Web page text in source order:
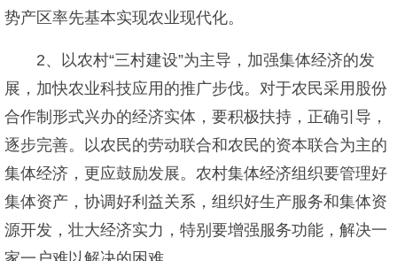
势产区率先基本实现农业现代化。
2、以农村“三村建设”为主导，加强集体经济的发
展，加快农业科技应用的推广步伐。对于农民采用股份
合作制形式兴办的经济实体，要积极扶持，正确引导，
逐步完善。以农民的劳动联合和农民的资本联合为主的
集体经济，更应鼓励发展。农村集体经济组织要管理好
集体资产，协调好利益关系，组织好生产服务和集体资
源开发，壮大经济实力，特别要增强服务功能，解决一